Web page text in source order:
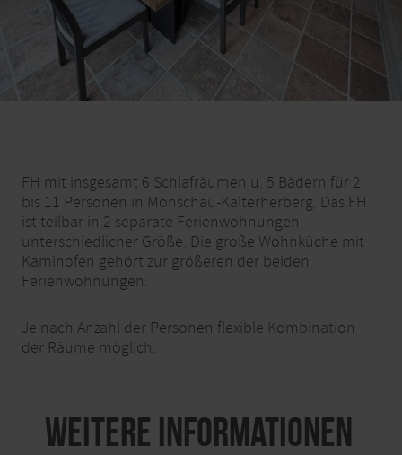
FH mit insgesamt 6 Schlafräumen u. 5 Bädern für 2
bis 11 Personen in Monschau-Kalterherberg. Das FH
ist teilbar in 2 separate Ferienwohnungen
unterschiedlicher Größe. Die große Wohnküche mit
Kaminofen gehört zur größeren der beiden
Ferienwohnungen.
Je nach Anzahl der Personen flexible Kombination
der Räume möglich.
Weitere Informationen